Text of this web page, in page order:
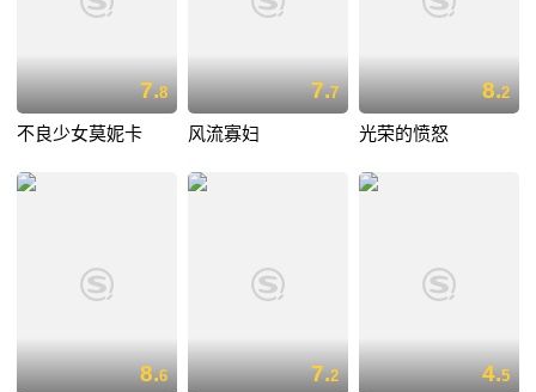
7.8
不良少女莫妮卡
7.7
风流寡妇
8.2
光荣的愤怒
8.6 7.2 4.5